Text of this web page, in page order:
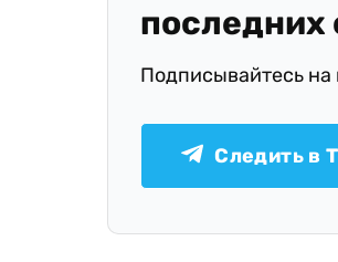
последних
Подписывайтесь на
Следить в